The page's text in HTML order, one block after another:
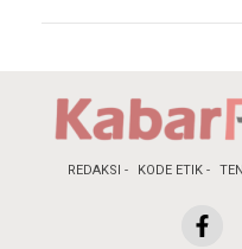
REDAKSI KODE ETIK